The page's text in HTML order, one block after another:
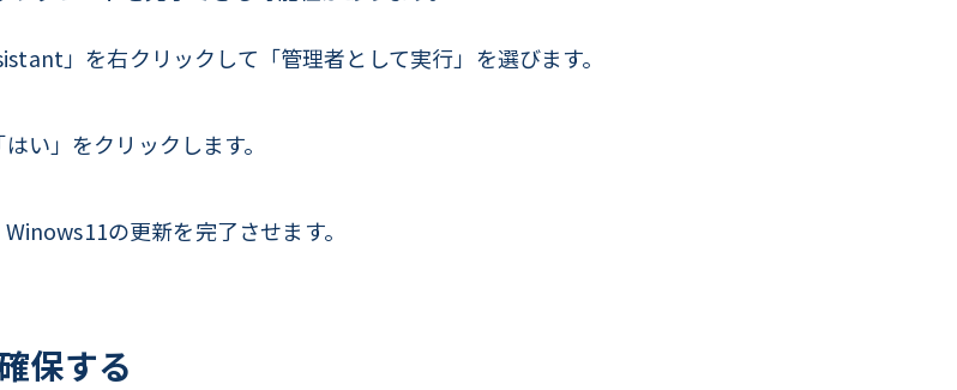
」を右クリックして「管理者として実行」を選びます。
い」をクリックします。
の更新を完了させます。
保する